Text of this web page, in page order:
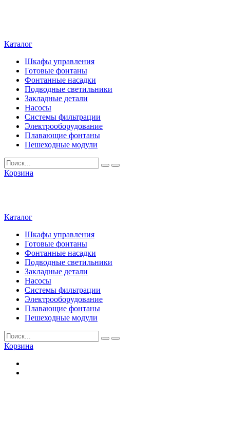
Каталог
Шкафы управления
Готовые фонтаны
Фонтанные насадки
Подводные светильники
Закладные детали
Насосы
Системы фильтрации
Электрооборудование
Плавающие фонтаны
Пешеходные модули
Корзина
Каталог
Шкафы управления
Готовые фонтаны
Фонтанные насадки
Подводные светильники
Закладные детали
Насосы
Системы фильтрации
Электрооборудование
Плавающие фонтаны
Пешеходные модули
Корзина